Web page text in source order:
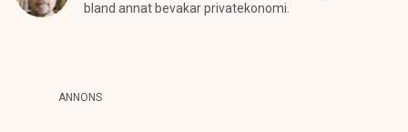
bland annat bevakar privatekonomi.
ANNONS